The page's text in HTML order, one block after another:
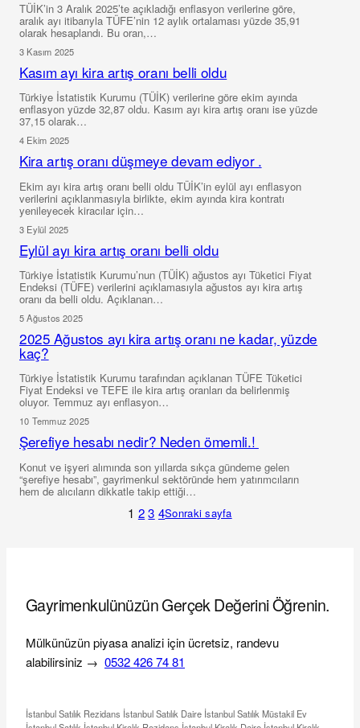
TÜİK’in 3 Aralık 2025’te açıkladığı enflasyon verilerine göre,
aralık ayı itibarıyla TÜFE’nin 12 aylık ortalaması yüzde 35,91
olarak hesaplandı. Bu oran,…
3 Kasım 2025
Kasım ayı kira artış oranı belli oldu
Türkiye İstatistik Kurumu (TÜİK) verilerine göre ekim ayında
enflasyon yüzde 32,87 oldu. Kasım ayı kira artış oranı ise yüzde
37,15 olarak…
4 Ekim 2025
Kira artış oranı düşmeye devam ediyor .
Ekim ayı kira artış oranı belli oldu TÜİK’in eylül ayı enflasyon
verilerini açıklanmasıyla birlikte, ekim ayında kira kontratı
yenileyecek kiracılar için…
3 Eylül 2025
Eylül ayı kira artış oranı belli oldu
Türkiye İstatistik Kurumu’nun (TÜİK) ağustos ayı Tüketici Fiyat
Endeksi (TÜFE) verilerini açıklamasıyla ağustos ayı kira artış
oranı da belli oldu. Açıklanan…
5 Ağustos 2025
2025 Ağustos ayı kira artış oranı ne kadar, yüzde
kaç?
Türkiye İstatistik Kurumu tarafından açıklanan TÜFE Tüketici
Fiyat Endeksi ve TEFE ile kira artış oranları da belirlenmiş
oluyor. Temmuz ayı enflasyon…
10 Temmuz 2025
Şerefiye hesabı nedir? Neden ömemli.!
Konut ve işyeri alımında son yıllarda sıkça gündeme gelen
“şerefiye hesabı”, gayrimenkul sektöründe hem yatırımcıların
hem de alıcıların dikkatle takip ettiği…
1 2 3 4Sonraki sayfa
Gayrimenkulünüzün Gerçek Değerini Öğrenin.
Mülkünüzün piyasa analizi için ücretsiz, randevu
alabilirsiniz → 0532 426 74 81
İstanbul Satılık Rezidans İstanbul Satılık Daire İstanbul Satılık Müstakil Ev